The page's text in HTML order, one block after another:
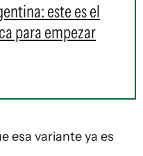
este es el
para empezar
esa variante ya es